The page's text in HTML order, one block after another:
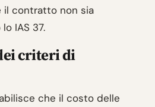
contratto non sia
IAS 37.
criteri di
che il costo delle